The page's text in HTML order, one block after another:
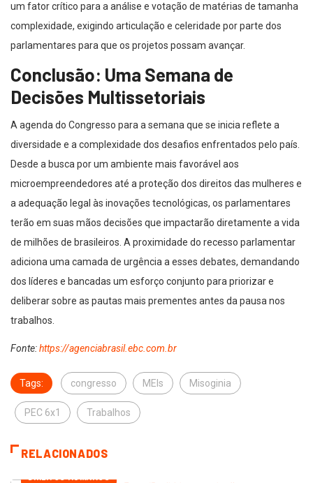
um fator crítico para a análise e votação de matérias de tamanha
complexidade, exigindo articulação e celeridade por parte dos
parlamentares para que os projetos possam avançar.
Conclusão: Uma Semana de
Decisões Multissetoriais
A agenda do Congresso para a semana que se inicia reflete a
diversidade e a complexidade dos desafios enfrentados pelo país.
Desde a busca por um ambiente mais favorável aos
microempreendedores até a proteção dos direitos das mulheres e
a adequação legal às inovações tecnológicas, os parlamentares
terão em suas mãos decisões que impactarão diretamente a vida
de milhões de brasileiros. A proximidade do recesso parlamentar
adiciona uma camada de urgência a esses debates, demandando
dos líderes e bancadas um esforço conjunto para priorizar e
deliberar sobre as pautas mais prementes antes da pausa nos
trabalhos.
Fonte:https://agenciabrasil.ebc.com.br
Tags: congresso MEIs Misoginia
PEC 6x1 Trabalhos
RELACIONADOS
DIREITOS HUMANOS